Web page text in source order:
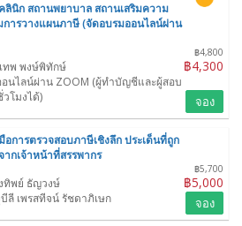
ลินิก สถานพยาบาล สถานเสริมความ
การวางแผนภาษี (จัดอบรมออนไลน์ผ่าน
฿4,800
฿4,300
ทพ พงษ์พิทักษ์
นไลน์ผ่าน ZOOM (ผู้ทำบัญชีและผู้สอบ
โมงได้)
จอง
อการตรวจสอบภาษีเชิงลึก ประเด็นที่ถูก
ากเจ้าหน้าที่สรรพากร
฿5,700
฿5,000
ทิพย์ ธัญวงษ์
ลี เพรสทีจน์ รัชดาภิเษก
จอง